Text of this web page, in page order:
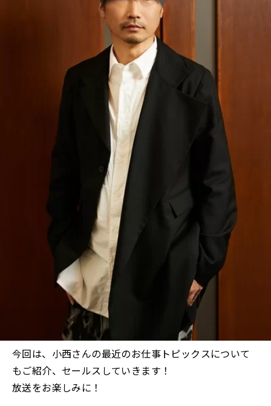
今回は、小西さんの最近のお仕事トピックスについて
もご紹介、セールスしていきます！
放送をお楽しみに！